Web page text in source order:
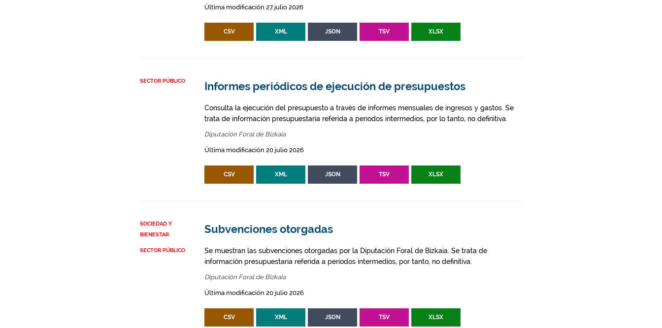
Última modificación 27 julio 2026
CSV XML JSON TSV XLSX
SECTOR PÚBLICO Informes periódicos de ejecución de presupuestos
Consulta la ejecución del presupuesto a través de informes mensuales de ingresos y gastos. Se
trata de información presupuestaria referida a periodos intermedios, por lo tanto, no definitiva.
Diputación Foral de Bizkaia
Última modificación 20 julio 2026
CSV XML JSON TSV XLSX
SOCIEDAD Y
BIENESTAR
SECTOR PÚBLICO
Subvenciones otorgadas
Se muestran las subvenciones otorgadas por la Diputación Foral de Bizkaia. Se trata de
información presupuestaria referida a periodos intermedios, por tanto, no definitiva.
Diputación Foral de Bizkaia
Última modificación 20 julio 2026
CSV XML JSON TSV XLSX